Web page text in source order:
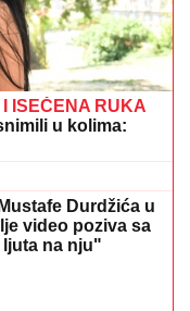
GLUMCEM,
lajkovao i NOLE:
GA JURE PO
UValjevu
kojim je bila
Mina i
I
po rijaliti